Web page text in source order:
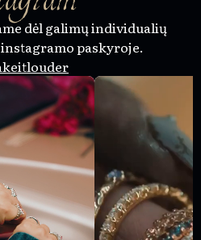
dėl galimų individualių
paskyroje.